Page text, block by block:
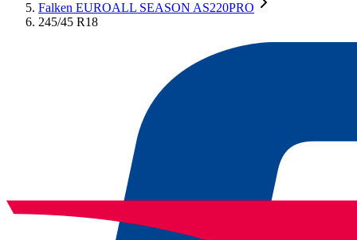
Falken EUROALL SEASON AS220PRO
245/45 R18